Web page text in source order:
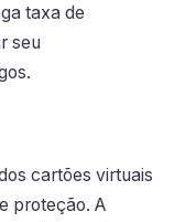
taxa de
seu
cartões virtuais
proteção. A